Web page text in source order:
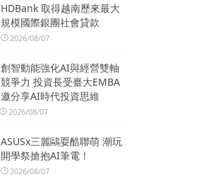
HDBank 取得越南歷來最大
規模國際銀團社會貸款
2026/08/07
創智動能強化AI與經營雙軸
競爭力 投資長受臺大EMBA
邀分享AI時代投資思維
2026/08/07
ASUSx三麗鷗耍酷聯萌 潮玩
開學祭搶抱AI筆電！
2026/08/07